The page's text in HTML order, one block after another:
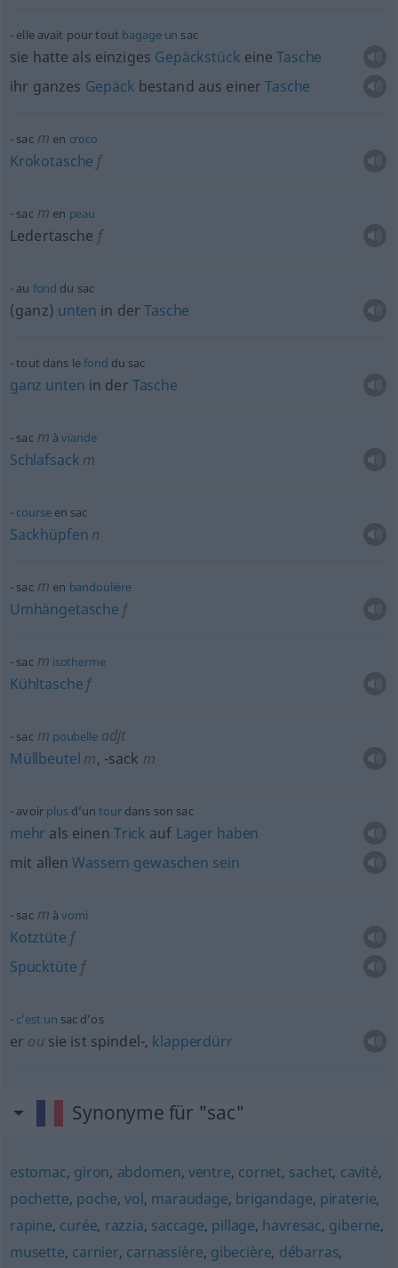
elle avait pour tout bagage un sac
sie hatte als einziges Gepäckstück eineTasche
ihr ganzes Gepäck bestand aus einerTasche
sacm en croco
Krokotasche f
sacm en peau
Ledertasche f
au fond du sac
(ganz) unten in derTasche
tout dans lefond du sac
ganz unten in der Tasche
sacm àviande
Schlafsack m
courseen sac
Sackhüpfen n
sacm en bandoulière
Umhängetasche f
sacm isotherme
Kühltasche f
sacm poubelleadjt
Müllbeutel m, -sack m
avoir plusd’untourdans son sac
mehr als einen Trick auf Lager haben
mit allenWassern gewaschen sein
sacm àvomi
Kotztüte f
Spucktüte f
c’est un sac d’os
er ousie ist spindel-, klapperdürr
Synonyme für "sac"
estomac, giron, abdomen, ventre, cornet, sachet, cavité,
pochette, poche,vol, maraudage, brigandage, piraterie,
rapine, curée, razzia, saccage, pillage, havresac, giberne,
musette, carnier, carnassière, gibecière, débarras,